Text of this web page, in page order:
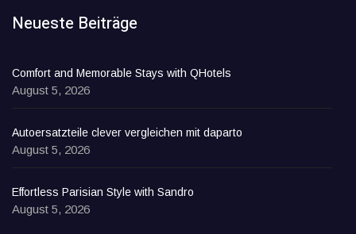
Neueste Beiträge
Comfort and Memorable Stays with QHotels
August 5, 2026
Autoersatzteile clever vergleichen mit daparto
August 5, 2026
Effortless Parisian Style with Sandro
August 5, 2026